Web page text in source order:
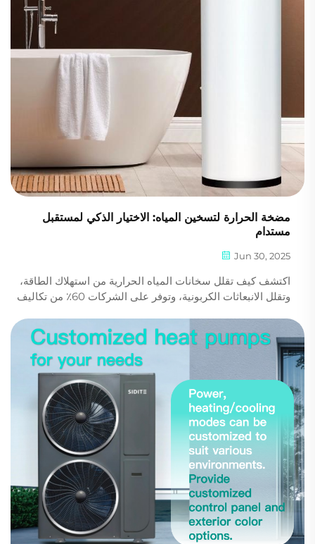
مضخة الحرارة لتسخين المياه: الاختيار الذكي لمستقبل
مستدام
Jun 30, 2025
اكتشف كيف تقلل سخانات المياه الحرارية من استهلاك الطاقة،
وتقلل الانبعاثات الكربونية، وتوفر على الشركات 60٪ من تكاليف